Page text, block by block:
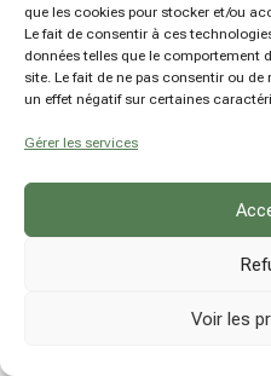
que les cookies pour stocker et/ou
Le fait de consentir à ces
données telles que le comportement
site. Le fait de ne pas consentir ou
un effet négatif sur certaines
Gérer les services
Voir les